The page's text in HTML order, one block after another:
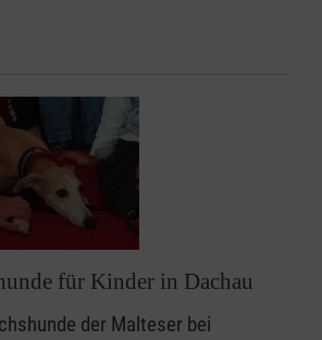
für Kinder in Dachau
der Malteser bei